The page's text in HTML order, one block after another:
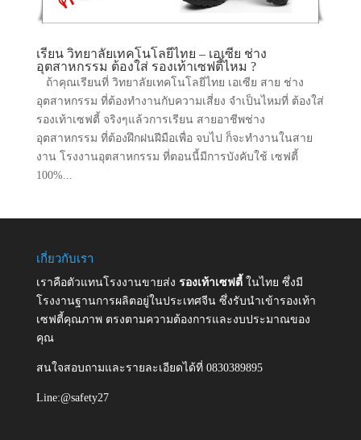
เรียน วิทยาลัยเทคโนโลยีไทย – เอเซีย ช่าง
อุตสาหกรรม ต้องใส่ รองเท้าเซฟตี้ไหม ?
ถ้าคุณเรียนที่ วิทยาลัยเทคโนโลยีไทย เอเซีย สาย ช่าง
อุตสาหกรรม ที่ต้องทำงานกับความเสี่ยง จำเป็นไหมที่ ต้องใส่
รองเท้าเซฟตี้ จริงๆแล้วการเรียน สายอาชีพช่าง
อุตสาหกรรม ที่ต้องฝึกฝนฝีมือเพื่อ จบไป ก็จะทำงานในสาย
งาน โรงงานอุตสาหกรรม ที่ตอนนี้มีการบังคับใช้ เซฟตี้
100%...
เกี่ยวกับเรา
เราคือตัวแทนโรงงานขายส่ง รองเท้าเซฟตี้ ในไทย ซึ่งมี
โรงงานฐานการผลิตอยู่ในประเทศจีน ซึ่งรับนำเข้ารองเท้า
เซฟตี้คุณภาพ ตรงตามความต้องการและงบประมาณของ
คุณ
สนใจสอบถามและรายละเอียดได้ที่ 0830389895
Line:@safety27